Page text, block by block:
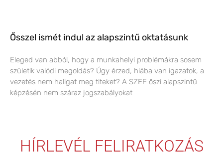
Ősszel ismét indul az alapszintű oktatásunk
Eleged van abból, hogy a munkahelyi problémákra sosem
születik valódi megoldás? Úgy érzed, hiába van igazatok, a
vezetés nem hallgat meg titeket? A SZEF őszi alapszintű
képzésén nem száraz jogszabályokat
HÍRLEVÉL FELIRATKOZÁS